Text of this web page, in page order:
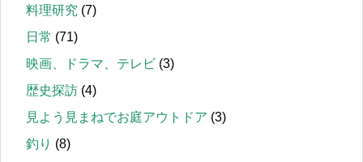
料理研究 (7)
日常 (71)
映画、ドラマ、テレビ (3)
歴史探訪 (4)
見よう見まねでお庭アウトドア (3)
釣り (8)